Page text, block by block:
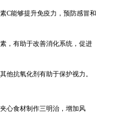
C能够提升免疫力，预防感冒和
，有助于改善消化系统，促进
他抗氧化剂有助于保护视力。
心食材制作三明治，增加风